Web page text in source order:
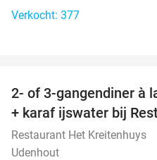
Verkocht: 377
2- of 3-gangendiner à
+ karaf ijswater bij
Restaurant Het Kreitenhuys
Udenhout